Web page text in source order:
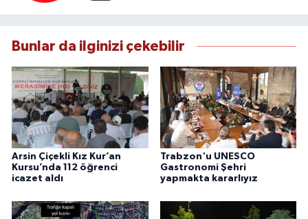
Bunlar da ilginizi çekebilir
Arsin Çiçekli Kız Kur’an
Kursu’nda 112 öğrenci
icazet aldı
Trabzon'u UNESCO
Gastronomi Şehri
yapmakta kararlıyız